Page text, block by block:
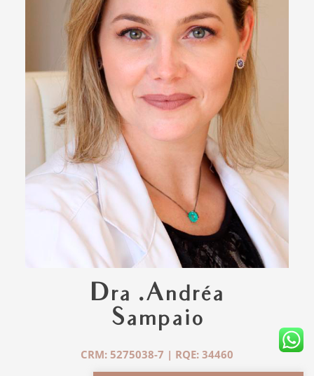
Dra .Andréa
Sampaio
CRM: 5275038-7 | RQE: 34460